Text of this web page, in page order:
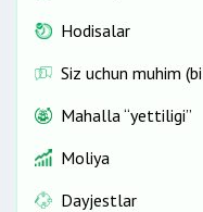
Hodisalar
Siz uchun muhim
Mahalla “yettiligi”
Moliya
Dayjestlar